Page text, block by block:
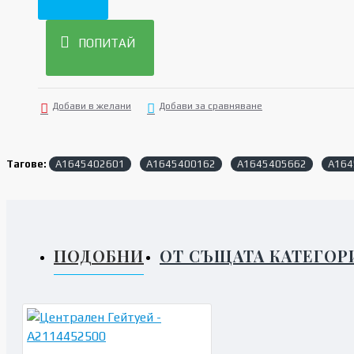
ПОПИТАЙ
Добави в желани Добави за сравняване
Тагове: A1645402601 A1645400162 A1645405662
ПОДОБНИ ОТ СЪЩАТА